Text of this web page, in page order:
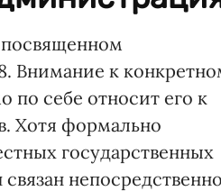
Внимание к
по себе относит его к
Хотя формально
государственных